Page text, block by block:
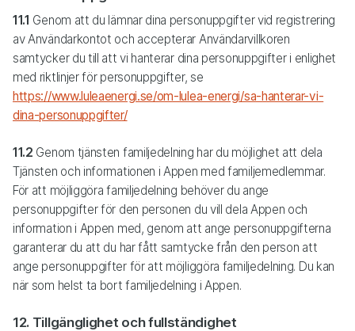
11.1 Genom att du lämnar dina personuppgifter vid registrering
av Användarkontot och accepterar Användarvillkoren
samtycker du till att vi hanterar dina personuppgifter i enlighet
med riktlinjer för personuppgifter, se
https://www.luleaenergi.se/om-lulea-energi/sa-hanterar-vi-
dina-personuppgifter/
11.2 Genom tjänsten familjedelning har du möjlighet att dela
Tjänsten och informationen i Appen med familjemedlemmar.
För att möjliggöra familjedelning behöver du ange
personuppgifter för den personen du vill dela Appen och
information i Appen med, genom att ange personuppgifterna
garanterar du att du har fått samtycke från den person att
ange personuppgifter för att möjliggöra familjedelning. Du kan
när som helst ta bort familjedelning i Appen.
12. Tillgänglighet och fullständighet